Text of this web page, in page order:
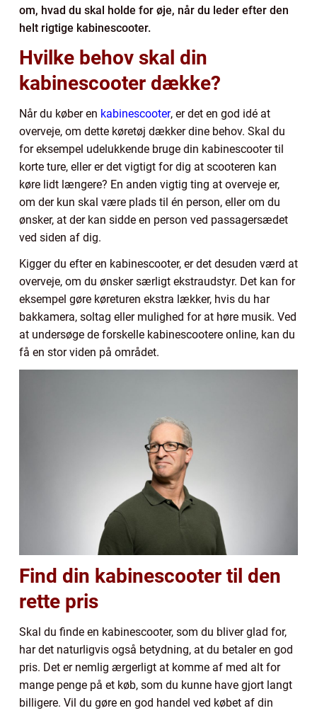
om, hvad du skal holde for øje, når du leder efter den
helt rigtige kabinescooter.
Hvilke behov skal din
kabinescooter dække?
Når du køber en kabinescooter, er det en god idé at
overveje, om dette køretøj dækker dine behov. Skal du
for eksempel udelukkende bruge din kabinescooter til
korte ture, eller er det vigtigt for dig at scooteren kan
køre lidt længere? En anden vigtig ting at overveje er,
om der kun skal være plads til én person, eller om du
ønsker, at der kan sidde en person ved passagersædet
ved siden af dig.
Kigger du efter en kabinescooter, er det desuden værd at
overveje, om du ønsker særligt ekstraudstyr. Det kan for
eksempel gøre køreturen ekstra lækker, hvis du har
bakkamera, soltag eller mulighed for at høre musik. Ved
at undersøge de forskelle kabinescootere online, kan du
få en stor viden på området.
Find din kabinescooter til den
rette pris
Skal du finde en kabinescooter, som du bliver glad for,
har det naturligvis også betydning, at du betaler en god
pris. Det er nemlig ærgerligt at komme af med alt for
mange penge på et køb, som du kunne have gjort langt
billigere. Vil du gøre en god handel ved købet af din